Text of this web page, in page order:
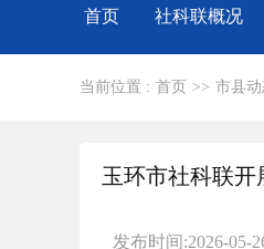
首页 社科联概况
当前位置 : 首页 >> 市县
玉环市社科联
发布时间:2026-05-